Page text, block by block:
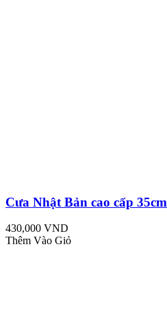
Cưa Nhật Bản cao cấp 35cm
430,000 VND
Thêm Vào Giỏ